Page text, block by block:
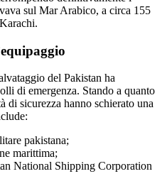
sul Mar Arabico, a circa 155
del Pakistan ha
di emergenza. Stando a quanto
di sicurezza hanno schierato una
pakistana;
marittima;
National Shipping Corporation